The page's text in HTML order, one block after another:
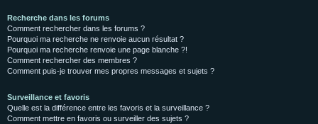
Recherche dans les forums
Comment rechercher dans les forums ?
Pourquoi ma recherche ne renvoie aucun résultat ?
Pourquoi ma recherche renvoie une page blanche ?!
Comment rechercher des membres ?
Comment puis-je trouver mes propres messages et sujets ?
Surveillance et favoris
Quelle est la différence entre les favoris et la surveillance ?
Comment mettre en favoris ou surveiller des sujets ?